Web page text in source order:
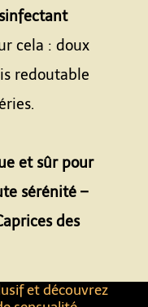
et découvrez
cela : doux
redoutable
et sûr pour
sérénité –
des